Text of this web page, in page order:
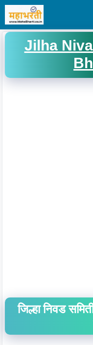
Skip
content
Jilha
जिल्हा निवड